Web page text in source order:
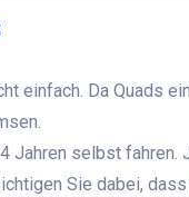
einfach. Da Quads
Jahren selbst
Sie dabei,